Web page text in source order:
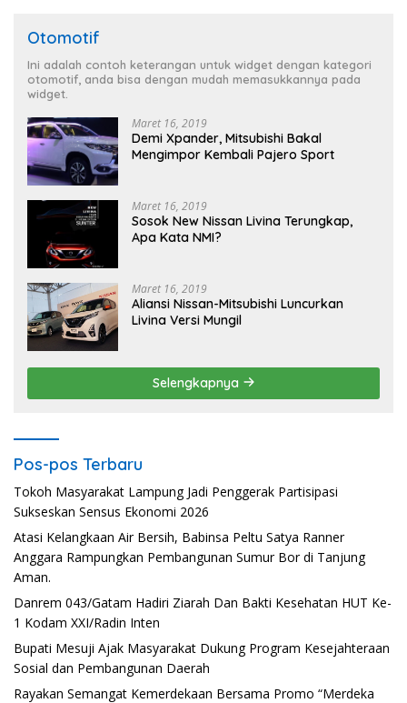
Otomotif
Ini adalah contoh keterangan untuk widget dengan kategori
otomotif, anda bisa dengan mudah memasukkannya pada
widget.
Maret 16, 2019
Demi Xpander, Mitsubishi Bakal
Mengimpor Kembali Pajero Sport
Maret 16, 2019
Sosok New Nissan Livina Terungkap,
Apa Kata NMI?
Maret 16, 2019
Aliansi Nissan-Mitsubishi Luncurkan
Livina Versi Mungil
Selengkapnya
Pos-pos Terbaru
Tokoh Masyarakat Lampung Jadi Penggerak Partisipasi
Sukseskan Sensus Ekonomi 2026
Atasi Kelangkaan Air Bersih, Babinsa Peltu Satya Ranner
Anggara Rampungkan Pembangunan Sumur Bor di Tanjung
Aman.
Danrem 043/Gatam Hadiri Ziarah Dan Bakti Kesehatan HUT Ke-
1 Kodam XXI/Radin Inten
Bupati Mesuji Ajak Masyarakat Dukung Program Kesejahteraan
Sosial dan Pembangunan Daerah
Rayakan Semangat Kemerdekaan Bersama Promo “Merdeka